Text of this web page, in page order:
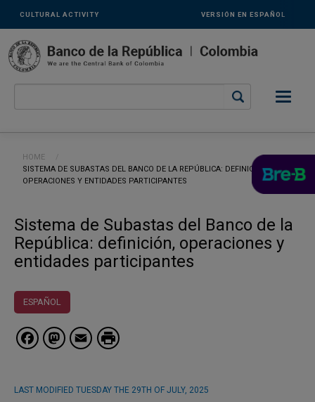
Links
secundarios
-
ENG
CULTURAL ACTIVITY VERSIÓN EN ESPAÑOL
Breadcrumb
HOME
CURRENT:
SISTEMA DE SUBASTAS DEL BANCO DE LA REPÚBLICA: DEFINICIÓN,
OPERACIONES Y ENTIDADES PARTICIPANTES
Sistema de Subastas del Banco de la
República: definición, operaciones y
entidades participantes
ESPAÑOL
Facebook
Mastodon
Email
LAST MODIFIED TUESDAY THE 29TH OF JULY, 2025